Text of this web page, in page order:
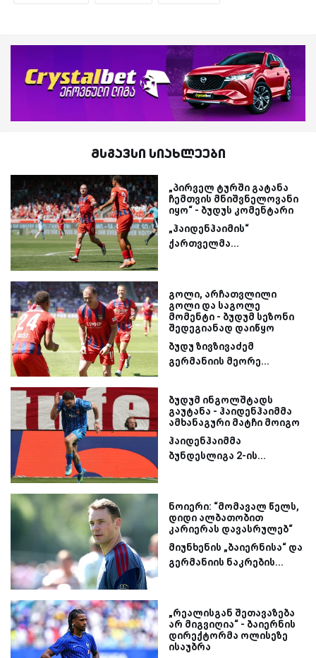
მსგავსი სიახლეები
„პირველ ტურში გატანა
ჩემთვის მნიშვნელოვანი
იყო“ - ბუდუს კომენტარი
„ჰაიდენჰაიმის“
ქართველმა...
გოლი, არჩათვლილი
გოლი და საგოლე
მომენტი - ბუდუმ სეზონი
შედეგიანად დაიწყო
ბუდუ ზივზივაძემ
გერმანიის მეორე...
ბუდუმ ინგოლშტადს
გაუტანა - ჰაიდენჰაიმმა
ამხანაგური მატჩი მოიგო
ჰაიდენჰაიმმა
ბუნდესლიგა 2-ის...
ნოიერი: “მომავალ წელს,
დიდი ალბათობით
კარიერას დავასრულებ“
მიუნხენის „ბაიერნისა“ და
გერმანიის ნაკრების...
„რეალისგან შეთავაზება
არ მიგვიღია“ - ბაიერნის
დირექტორმა ოლისეზე
ისაუბრა